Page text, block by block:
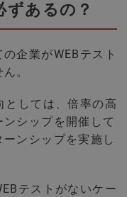
ずあるの？
企業がWEBテスト
。
としては、倍率の高
シップを開催して
ンシップを実施し
テストがないケー